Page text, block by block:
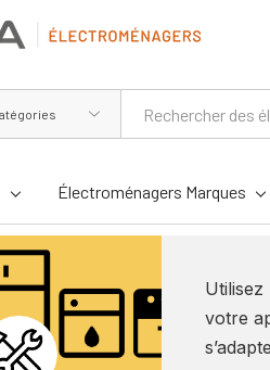
Électroménagers Marques
votre